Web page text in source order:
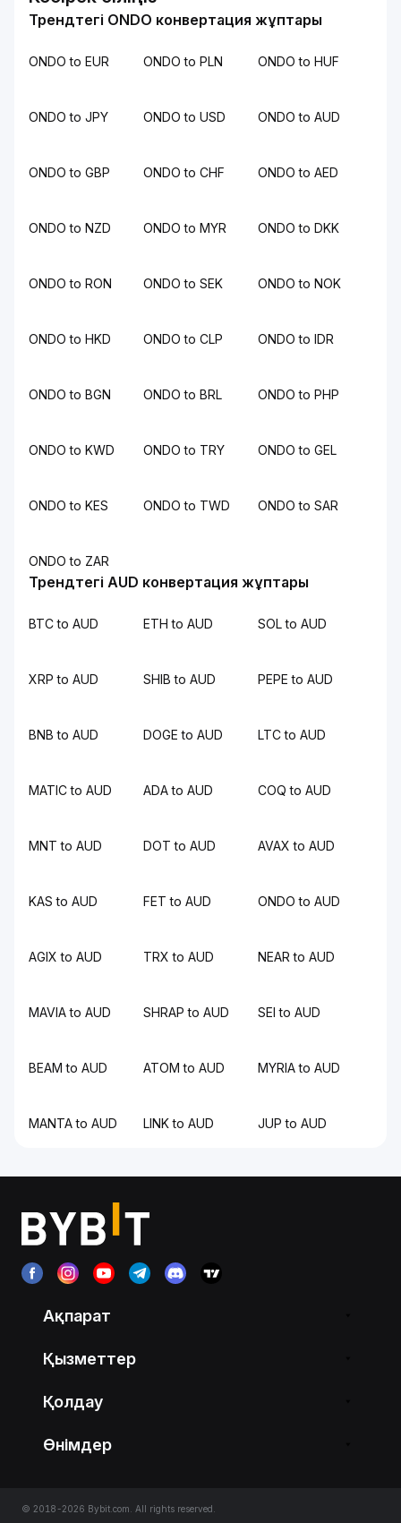
Трендтегі ONDO конвертация жұптары
ONDO to EUR ONDO to PLN ONDO to HUF
ONDO to JPY ONDO to USD ONDO to AUD
ONDO to GBP ONDO to CHF ONDO to AED
ONDO to NZD ONDO to MYR ONDO to DKK
ONDO to RON ONDO to SEK ONDO to NOK
ONDO to HKD ONDO to CLP ONDO to IDR
ONDO to BGN ONDO to BRL ONDO to PHP
ONDO to KWD ONDO to TRY ONDO to GEL
ONDO to KES ONDO to TWD ONDO to SAR
ONDO to ZAR
Трендтегі AUD конвертация жұптары
BTC to AUD ETH to AUD SOL to AUD
XRP to AUD SHIB to AUD PEPE to AUD
BNB to AUD DOGE to AUD LTC to AUD
MATIC to AUD ADA to AUD COQ to AUD
MNT to AUD DOT to AUD AVAX to AUD
KAS to AUD FET to AUD ONDO to AUD
AGIX to AUD TRX to AUD NEAR to AUD
MAVIA to AUD SHRAP to AUD SEI to AUD
BEAM to AUD ATOM to AUD MYRIA to AUD
MANTA to AUD LINK to AUD JUP to AUD
Ақпарат
Қызметтер
Қолдау
Өнімдер
© 2018-2026 Bybit.com. All rights reserved.